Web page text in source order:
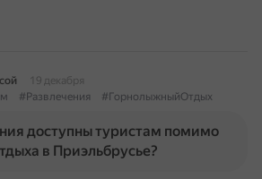
19 декабря
#Развлечения #ГорнолыжныйОтдых
доступны туристам помимо
в Приэльбрусье?